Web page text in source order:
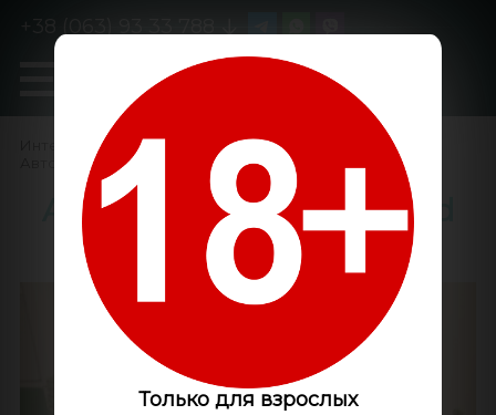
GanjaLiveSeeds
Только для взрослых
Интернет-магазин Семена конопли
Автоцветущие феминизированные/
Auto Blue Diesel feminised
GanjaLiveSeeds